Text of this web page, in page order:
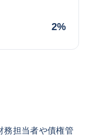
2%
務担当者や債権管